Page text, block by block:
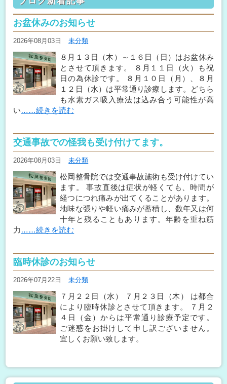
お盆休みのお知らせ
2026年08月03日 未分類
８月１３日（木）～１６日（日）はお盆休み
とさせて頂きます。 ８月１１日（火）も祝
日の為休診です。 ８月１０日（月）、８月
１２日（水）は平常通り診療します。どちら
も水素ガス吸入療法は込み合う可能性が高
い……続きを読む
交通事故での怪我も受け付けてます。
2026年08月03日 未分類
松岡整骨院では交通事故施術も受け付けてい
ます。 事故直後は症状が軽くても、時間が
経つにつれ痛みが出てくることがあります。
地味な張りや軽い痛みが蓄積し、数年又は何
十年と残ることもあります。年齢を重ね筋
力 ……続きを読む
臨時休診のお知らせ
2026年07月22日 未分類
７月２２日（水） ７月２３日（木） は都合
により臨時休診とさせて頂きます。 ７月２
４日（金）からは平常通り診療予定です。
ご迷惑をお掛けして申し訳ございません。
宜しくお願い致します。